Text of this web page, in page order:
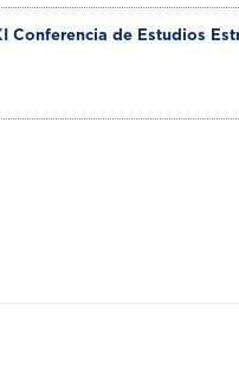
Conferencia de Estudios